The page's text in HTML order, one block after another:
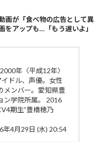
が「食べ物の広告として異
をアップも…「もう遅いよ」
年〈平成12年〉
ドル、声優。女性
メンバー。愛知県豊
ン学院所属。 2016
期生”豊橋穂乃
年4月29日 (水) 20:54